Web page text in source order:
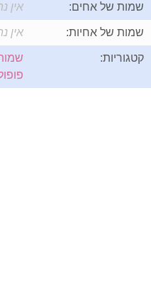
שמות של אחים: אין
שמות של אחיות: אין
קטגוריות: